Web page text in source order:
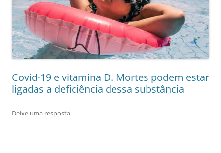
Covid-19 e vitamina D. Mortes podem estar
ligadas a deficiência dessa substância
Deixe uma resposta